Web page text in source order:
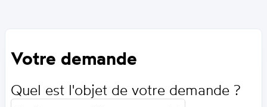
Votre demande
Quel est l'objet de votre demande ?